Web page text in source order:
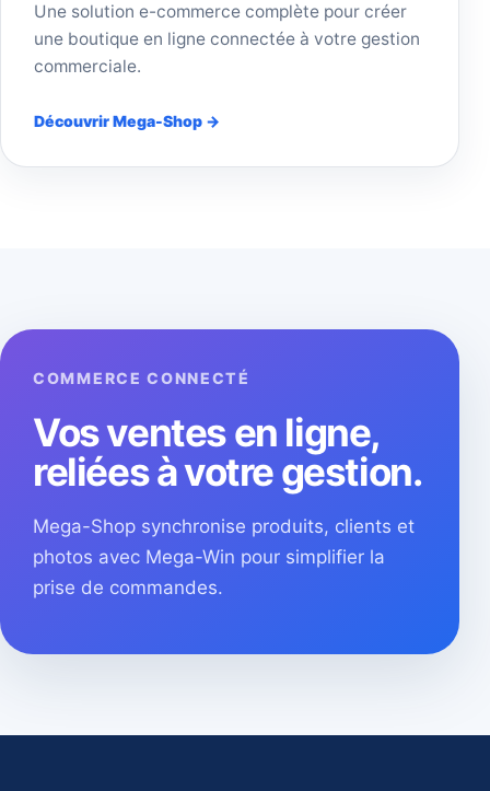
Une solution e-commerce complète pour créer
une boutique en ligne connectée à votre gestion
commerciale.
Découvrir Mega-Shop →
COMMERCE CONNECTÉ
Vos ventes en ligne,
reliées à votre gestion.
Mega-Shop synchronise produits, clients et
photos avec Mega-Win pour simplifier la
prise de commandes.